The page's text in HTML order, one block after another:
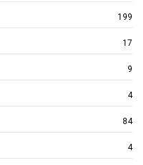
199
17
9
4
84
4